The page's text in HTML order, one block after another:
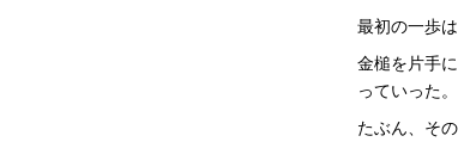
最初の一歩
金槌を片手
っていった。
たぶん、そ